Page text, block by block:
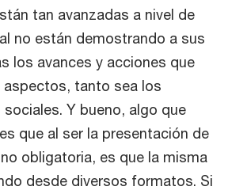
tan avanzadas a nivel de
no están demostrando a sus
los avances y acciones que
tanto sea los
Y bueno, algo que
que al ser la presentación de
obligatoria, es que la misma
desde diversos formatos. Si